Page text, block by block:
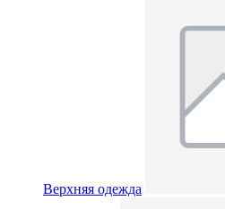
Верхняя одежда